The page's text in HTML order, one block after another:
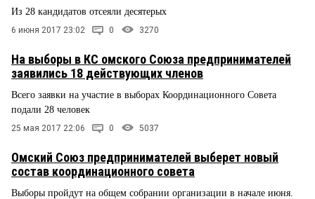
Из 28 кандидатов отсеяли десятерых
6 июня 2017 23:02 0 3270
На выборы в КС омского Союза предпринимателей
заявились 18 действующих членов
Всего заявки на участие в выборах Координационного Совета
подали 28 человек
25 мая 2017 22:06 0 5037
Омский Союз предпринимателей выберет новый
состав координационного совета
Выборы пройдут на общем собрании организации в начале июня.